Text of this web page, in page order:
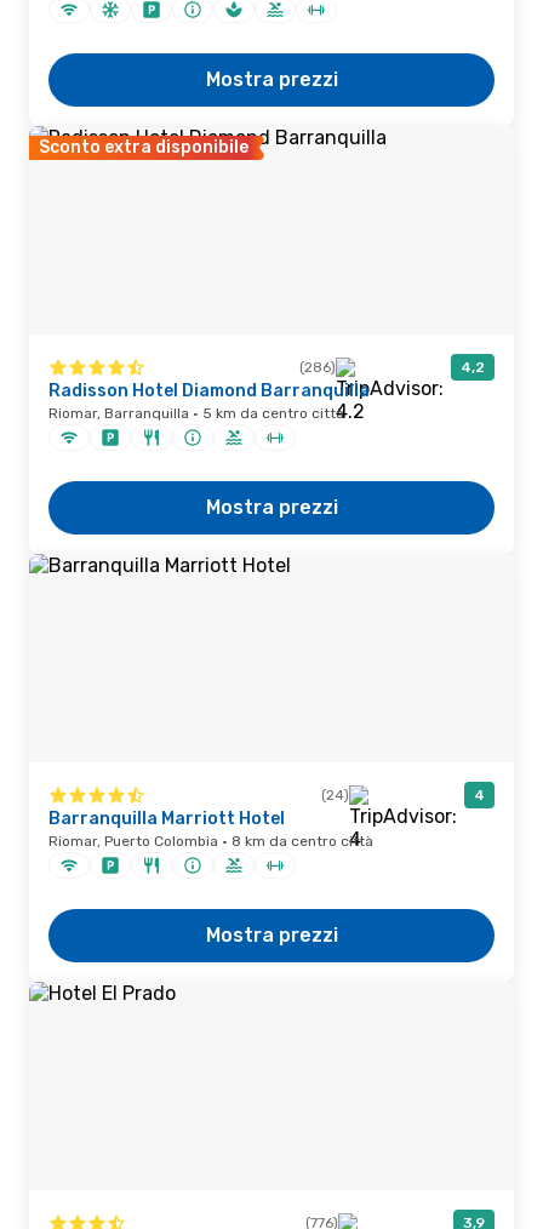
Mostra prezzi
Sconto extra disponibile
(286) 4,2
Radisson Hotel Diamond Barranquilla
Riomar, Barranquilla · 5 km da centro città
Mostra prezzi
(24) 4
Barranquilla Marriott Hotel
Riomar, Puerto Colombia · 8 km da centro città
Mostra prezzi
(776) 3,9